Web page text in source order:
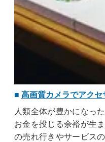
高画質カメラでアク
人類全体が豊かになっ
お金を投じる余裕が生
の売れ行きやサービス